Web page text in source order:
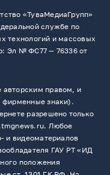
«ТуваМедиаГрупп»
службе по
технологий и массовых
Эл № ФС77 — 76336 от
правом, и
фирменные знаки).
разрешено только
Любое
и видеоматериалов
ГАУ РТ «ИД
положения